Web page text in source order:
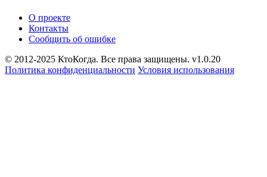
О проекте
Контакты
Сообщить об ошибке
© 2012-2025 КтоКогда. Все права защищены. v1.0.20
Политика конфиденциальности Условия использования